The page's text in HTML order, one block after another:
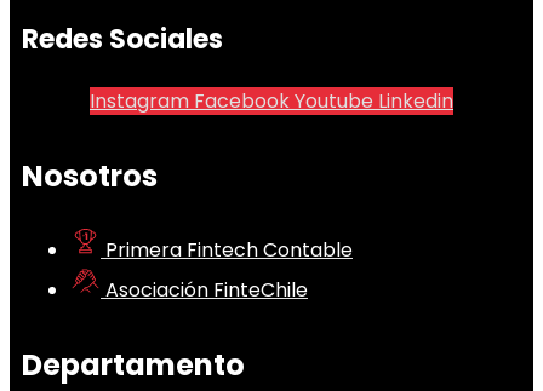
Redes Sociales
Instagram FacebookYoutube Linkedin
Nosotros
Primera Fintech Contable
Asociación FinteChile
Departamento